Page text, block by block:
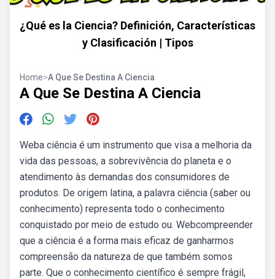
¿Qué es la Ciencia? Definición, Características
y Clasificación | Tipos
Home>A Que Se Destina A Ciencia
A Que Se Destina A Ciencia
Weba ciência é um instrumento que visa a melhoria da
vida das pessoas, a sobrevivência do planeta e o
atendimento às demandas dos consumidores de
produtos. De origem latina, a palavra ciência (saber ou
conhecimento) representa todo o conhecimento
conquistado por meio de estudo ou. Webcompreender
que a ciência é a forma mais eficaz de ganharmos
compreensão da natureza de que também somos
parte. Que o conhecimento científico é sempre frágil,